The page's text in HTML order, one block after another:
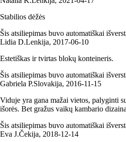
Stabilios dėžės
Šis atsiliepimas buvo automatiškai
Lidia D.Lenkija, 2017‑06‑10
Estetiškas ir tvirtas blokų konteineris.
Šis atsiliepimas buvo automatiškai
Gabriela P.Slovakija, 2016‑11‑15
Viduje yra gana mažai vietos, palyginti
išorės. Bet gražus vaikų kambario
Šis atsiliepimas buvo automatiškai
Eva J.Čekija, 2018‑12‑14